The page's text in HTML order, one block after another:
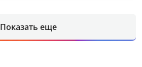
Показать еще